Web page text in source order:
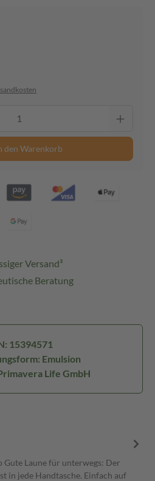
den Warenkorb
Versand³
Beratung
15394571
Emulsion
Life GmbH
Laune für unterwegs: Der
in jede Handtasche. Einfach auf